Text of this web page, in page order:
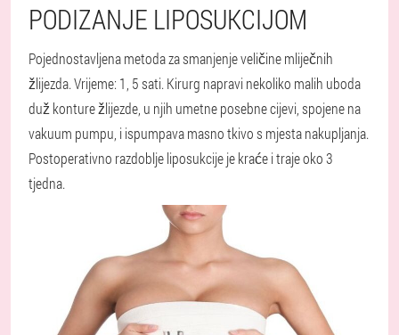
PODIZANJE LIPOSUKCIJOM
Pojednostavljena metoda za smanjenje veličine mliječnih
žlijezda. Vrijeme: 1, 5 sati. Kirurg napravi nekoliko malih uboda
duž konture žlijezde, u njih umetne posebne cijevi, spojene na
vakuum pumpu, i ispumpava masno tkivo s mjesta nakupljanja.
Postoperativno razdoblje liposukcije je kraće i traje oko 3
tjedna.